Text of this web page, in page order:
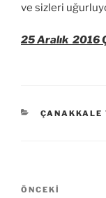
ve sizleri
25 Aralık 2016
ÇANAKKALE
Yazı
Önceki
ÖNCEKI